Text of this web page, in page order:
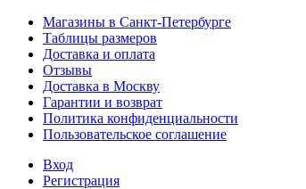
Магазины в Санкт-Петербурге
Таблицы размеров
Доставка и оплата
Отзывы
Доставка в Москву
Гарантии и возврат
Политика конфиденциальности
Пользовательское соглашение
Вход
Регистрация